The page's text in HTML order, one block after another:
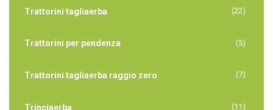
Trattorini tagliaerba (22)
Trattorini per pendenza (5)
Trattorini tagliaerba raggio zero (7)
Trinciaerba (11)